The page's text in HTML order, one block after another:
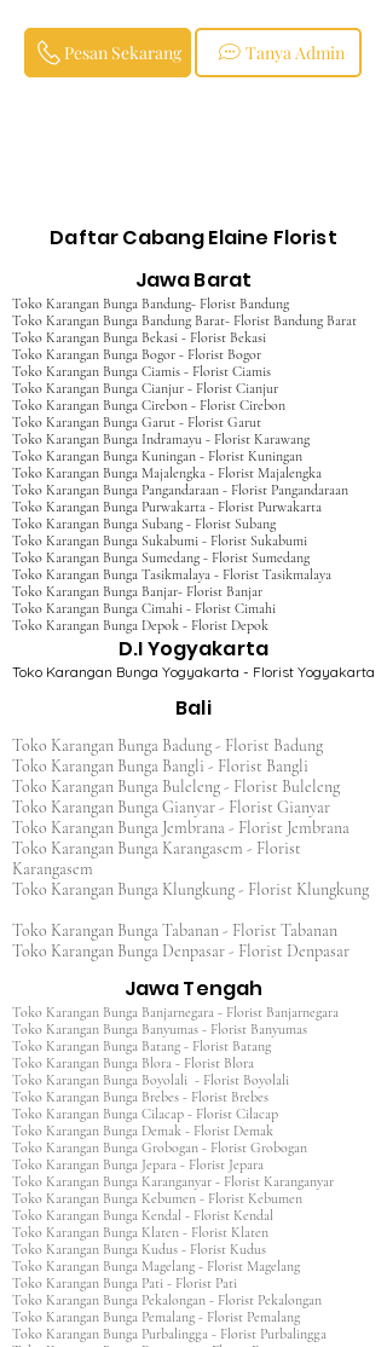
Tanya Admin
Pesan Sekarang
Daftar Cabang Elaine Florist
Jawa Barat
Toko Karangan Bunga Bandung- Florist Bandung
Toko Karangan Bunga Bandung Barat- Florist Bandung Barat
Toko Karangan Bunga Bekasi - Florist Bekasi
Toko Karangan Bunga Bogor - Florist Bogor
Toko Karangan Bunga Ciamis - Florist Ciamis
Toko Karangan Bunga Cianjur - Florist Cianjur
Toko Karangan Bunga Cirebon - Florist Cirebon
Toko Karangan Bunga Garut - Florist Garut
Toko Karangan Bunga Indramayu - Florist Karawang
Toko Karangan Bunga Kuningan - Florist Kuningan
Toko Karangan Bunga Majalengka - Florist Majalengka
Toko Karangan Bunga Pangandaraan - Florist Pangandaraan
Toko Karangan Bunga Purwakarta - Florist Purwakarta
Toko Karangan Bunga Subang - Florist Subang
Toko Karangan Bunga Sukabumi - Florist Sukabumi
Toko Karangan Bunga Sumedang - Florist Sumedang
Toko Karangan Bunga Tasikmalaya - Florist Tasikmalaya
Toko Karangan Bunga Banjar- Florist Banjar
Toko Karangan Bunga Cimahi - Florist Cimahi
Toko Karangan Bunga Depok - Florist Depok
D.I Yogyakarta
Toko Karangan Bunga Yogyakarta - Florist Yogyakarta
Bali
Toko Karangan Bunga Badung - Florist Badung
Toko Karangan Bunga Bangli - Florist Bangli
Toko Karangan Bunga Buleleng - Florist Buleleng
Toko Karangan Bunga Gianyar - Florist Gianyar
Toko Karangan Bunga Jembrana - Florist Jembrana
Toko Karangan Bunga Karangasem - Florist
Karangasem
Toko Karangan Bunga Klungkung - Florist Klungkung
Toko Karangan Bunga Tabanan - Florist Tabanan
Toko Karangan Bunga Denpasar - Florist Denpasar
Jawa Tengah
Toko Karangan Bunga Banjarnegara - Florist Banjarnegara
Toko Karangan Bunga Banyumas - Florist Banyumas
Toko Karangan Bunga Batang - Florist Batang
Toko Karangan Bunga Blora - Florist Blora
Toko Karangan Bunga Boyolali - Florist Boyolali
Toko Karangan Bunga Brebes - Florist Brebes
Toko Karangan Bunga Cilacap - Florist Cilacap
Toko Karangan Bunga Demak - Florist Demak
Toko Karangan Bunga Grobogan - Florist Grobogan
Toko Karangan Bunga Jepara - Florist Jepara
Toko Karangan Bunga Karanganyar - Florist Karanganyar
Toko Karangan Bunga Kebumen - Florist Kebumen
Toko Karangan Bunga Kendal - Florist Kendal
Toko Karangan Bunga Klaten - Florist Klaten
Toko Karangan Bunga Kudus - Florist Kudus
Toko Karangan Bunga Magelang - Florist Magelang
Toko Karangan Bunga Pati - Florist Pati
Toko Karangan Bunga Pekalongan - Florist Pekalongan
Toko Karangan Bunga Pemalang - Florist Pemalang
Toko Karangan Bunga Purbalingga - Florist Purbalingga